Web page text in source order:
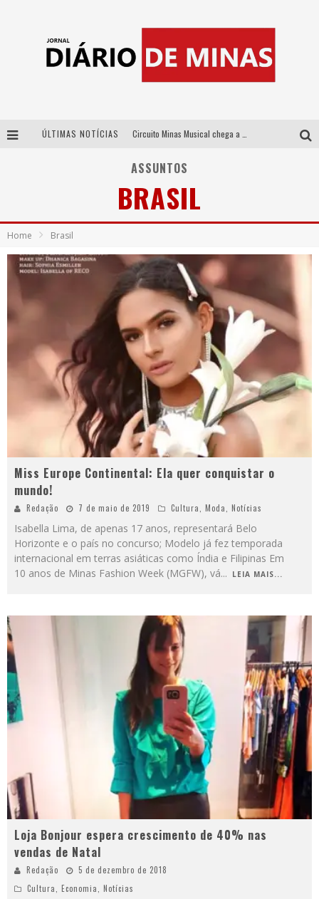
ÚLTIMAS NOTÍCIAS
Yan traz a turnê nacional do PagodYANdo para Belo Horizonte
ASSUNTOS
BRASIL
Home Brasil
Miss Europe Continental: Ela quer conquistar o
mundo!
Redação 7 de maio de 2019 Cultura, Moda, Notícias
Isabella Lima, de apenas 17 anos, representará Belo
Horizonte e o país no concurso; Modelo já fez temporada
internacional em terras asiáticas como Índia e Filipinas Em
10 anos de Minas Fashion Week (MGFW), vá... LEIA MAIS...
Loja Bonjour espera crescimento de 40% nas
vendas de Natal
Redação
5 de dezembro de 2018
Cultura
Economia Notícias